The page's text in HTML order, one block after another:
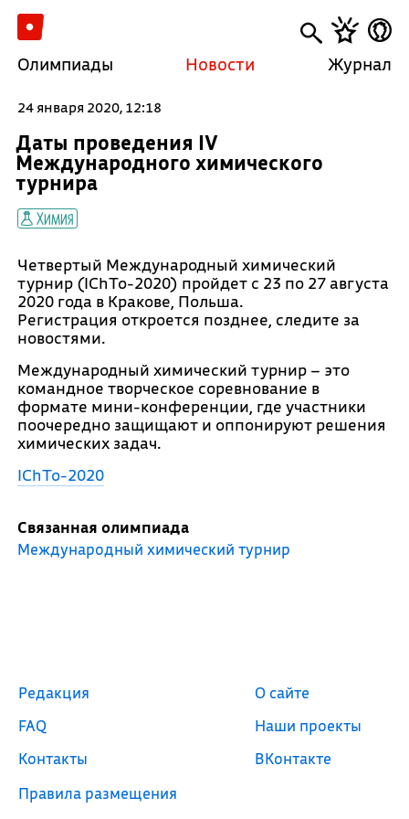
Олимпиады Новости Журнал
24 января 2020, 12:18
Даты проведения IV
Международного химического
турнира
Химия
Четвертый Международный химический
турнир (IChTo-2020) пройдет с 23 по 27 августа
2020 года в Кракове, Польша.
Регистрация откроется позднее, следите за
новостями.
Международный химический турнир – это
командное творческое соревнование в
формате мини-конференции, где участники
поочередно защищают и оппонируют решения
химических задач.
IChTo-2020
Связанная олимпиада
Международный химический турнир
Редакция
FAQ
Контакты
Правила размещения
О сайте
Наши проекты
ВКонтакте